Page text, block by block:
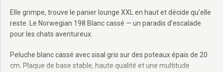
Elle grimpe, trouve le panier lounge XXL en haut et décide qu’elle
reste. Le Norwegian 198 Blanc cassé — un paradis d’escalade
pour les chats aventureux.
Peluche blanc cassé avec sisal gris sur des poteaux épais de 20
cm. Plaque de base stable, haute qualité et une multitude